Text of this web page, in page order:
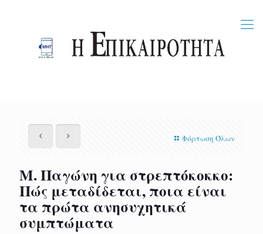
Φόρτωση Όλων
M. Παγώνη για στρεπτόκοκκο:
Πώς μεταδίδεται, ποια είναι
τα πρώτα ανησυχητικά
συμπτώματα